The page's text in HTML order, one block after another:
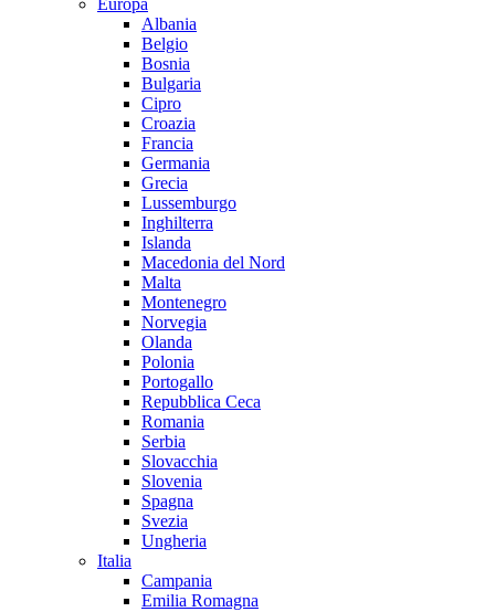
Europa
Albania
Belgio
Bosnia
Bulgaria
Cipro
Croazia
Francia
Germania
Grecia
Lussemburgo
Inghilterra
Islanda
Macedonia del Nord
Malta
Montenegro
Norvegia
Olanda
Polonia
Portogallo
Repubblica Ceca
Romania
Serbia
Slovacchia
Slovenia
Spagna
Svezia
Ungheria
Italia
Campania
Emilia Romagna